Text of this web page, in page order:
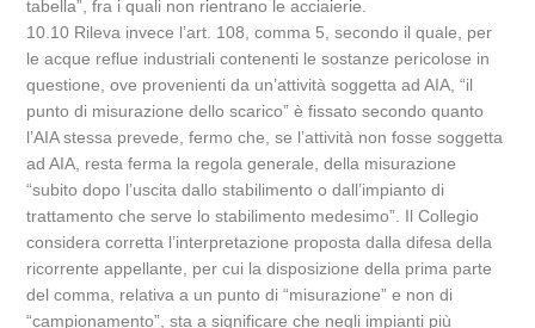
tabella”, fra i quali non rientrano le acciaierie.
10.10 Rileva invece l’art. 108, comma 5, secondo il quale, per
le acque reflue industriali contenenti le sostanze pericolose in
questione, ove provenienti da un’attività soggetta ad AIA, “il
punto di misurazione dello scarico” è fissato secondo quanto
l’AIA stessa prevede, fermo che, se l’attività non fosse soggetta
ad AIA, resta ferma la regola generale, della misurazione
“subito dopo l’uscita dallo stabilimento o dall’impianto di
trattamento che serve lo stabilimento medesimo”. Il Collegio
considera corretta l’interpretazione proposta dalla difesa della
ricorrente appellante, per cui la disposizione della prima parte
del comma, relativa a un punto di “misurazione” e non di
“campionamento”, sta a significare che negli impianti più